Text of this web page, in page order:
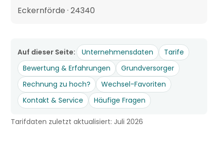
Eckernförde · 24340
Auf dieser Seite: Unternehmensdaten
Tarife
Bewertung & Erfahrungen
Grundversorger
Rechnung zu hoch?
Wechsel-Favoriten
Kontakt & Service
Häufige Fragen
Tarifdaten zuletzt aktualisiert: Juli 2026